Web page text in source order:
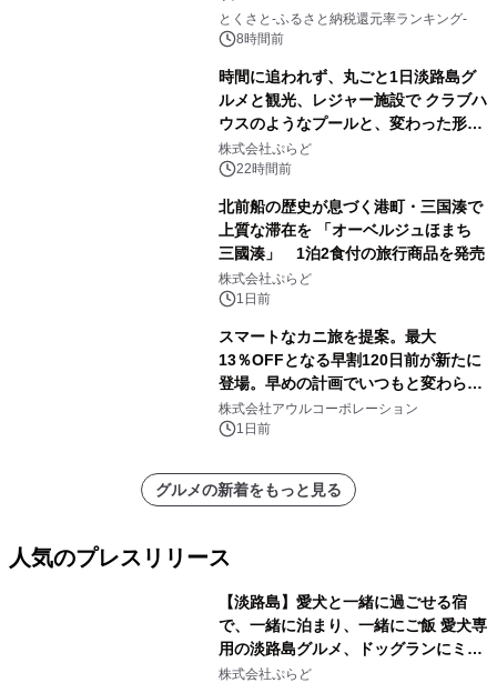
とくさと-ふるさと納税還元率ランキング-
8時間前
時間に追われず、丸ごと1日淡路島グ
ルメと観光、レジャー施設で クラブハ
ウスのようなプールと、変わった形の
サウナも 「THE BOXY AWAJI」のお
得な素泊まり連泊プランで
株式会社ぷらど
22時間前
北前船の歴史が息づく港町・三国湊で
上質な滞在を 「オーベルジュほまち
三國湊」 1泊2食付の旅行商品を発売
株式会社ぷらど
1日前
スマートなカニ旅を提案。最大
13％OFFとなる早割120日前が新たに
登場。早めの計画でいつもと変わらぬ
大人の冬旅を。ー夕日ヶ浦温泉「佳松
苑 別邸ふうか」ー
株式会社アウルコーポレーション
1日前
グルメの新着をもっと見る
人気のプレスリリース
【淡路島】愛犬と一緒に過ごせる宿
で、一緒に泊まり、一緒にご飯 愛犬専
用の淡路島グルメ、ドッグランにミニ
プール グランピングとトレーラーハウ
株式会社ぷらど